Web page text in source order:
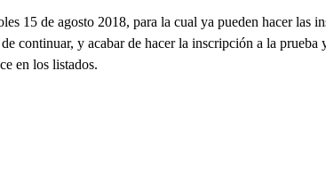
15 de agosto 2018, para la cual ya pueden hacer las
continuar, y acabar de hacer la inscripción a la prueba
en los listados.